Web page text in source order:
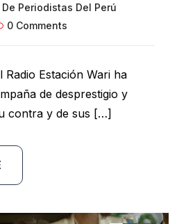
Periodistas Del Perú
0 Comments
Radio Estación Wari ha
de desprestigio y
contra y de sus […]